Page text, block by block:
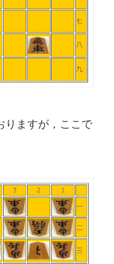
りますが，ここで